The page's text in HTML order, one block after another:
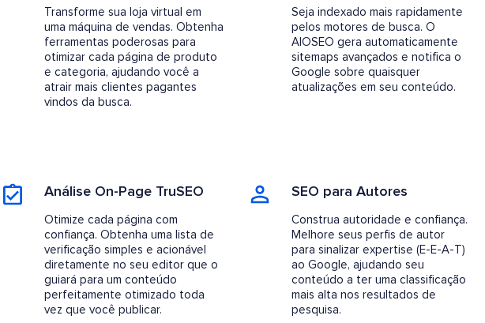
Transforme sua loja virtual em
uma máquina de vendas. Obtenha
ferramentas poderosas para
otimizar cada página de produto
e categoria, ajudando você a
atrair mais clientes pagantes
vindos da busca.
Seja indexado mais rapidamente
pelos motores de busca. O
AIOSEO gera automaticamente
sitemaps avançados e notifica o
Google sobre quaisquer
atualizações em seu conteúdo.
Análise On-Page TruSEO
Otimize cada página com
confiança. Obtenha uma lista de
verificação simples e acionável
diretamente no seu editor que o
guiará para um conteúdo
perfeitamente otimizado toda
vez que você publicar.
SEO para Autores
Construa autoridade e confiança.
Melhore seus perfis de autor
para sinalizar expertise (E-E-A-T)
ao Google, ajudando seu
conteúdo a ter uma classificação
mais alta nos resultados de
pesquisa.